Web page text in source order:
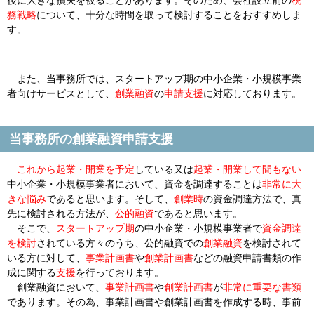
務戦略について、十分な時間を取って検討することをおすすめしま
す。
また、当事務所では、スタートアップ期の中小企業・小規模事業
者向けサービスとして、 創業融資の申請支援に対応しております。
当事務所の創業融資申請支援
これから起業・開業を予定 している又は起業・開業して間もない
中小企業・小規模事業者において、資金を調達することは非常に大
きな悩みであると思います。そして、 創業時の資金調達方法で、真
先に検討される方法が、 公的融資であると思います。
そこで、
スタートアップ期の中小企業・小規模事業者で資金調達
を検討されている方々のうち、公的融資での創業融資を検討されて
いる方に対して、 事業計画書や創業計画書などの融資申請書類の作
成に関する支援を行っております。
創業融資において、 事業計画書や創業計画書が非常に重要な書類
であります。その為、事業計画書や創業計画書を作成する時、 事前